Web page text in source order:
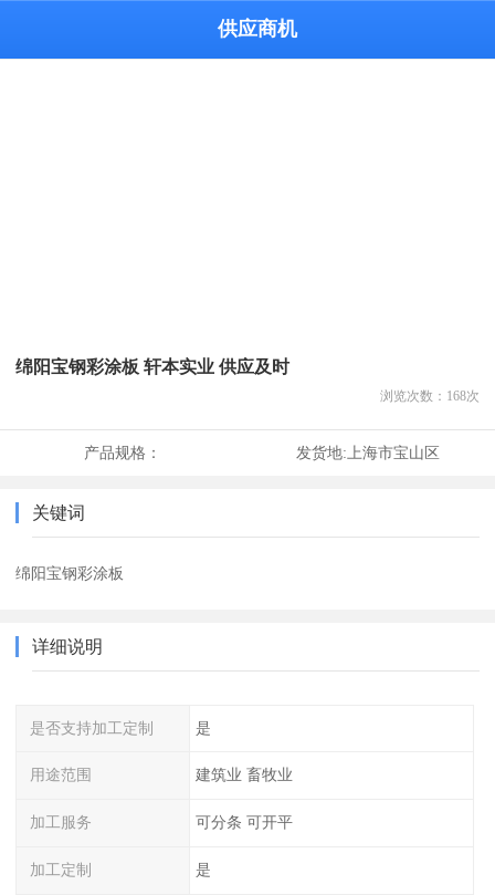
供应商机
绵阳宝钢彩涂板 轩本实业 供应及时
浏览次数： 168次
产品规格： 发货地:上海市宝山区
关键词
绵阳宝钢彩涂板
详细说明
是否支持加工定制 是
用途范围 建筑业 畜牧业
加工服务 可分条 可开平
加工定制 是